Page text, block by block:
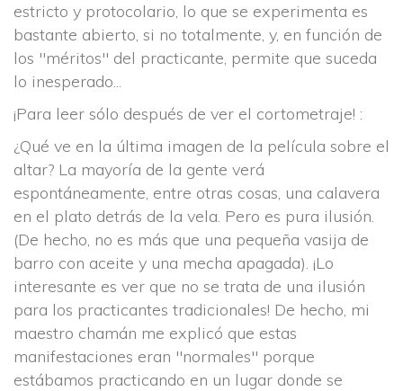
estricto y protocolario, lo que se experimenta es
bastante abierto, si no totalmente, y, en función de
los "méritos" del practicante, permite que suceda
lo inesperado...
¡Para leer sólo después de ver el cortometraje! :
¿Qué ve en la última imagen de la película sobre el
altar? La mayoría de la gente verá
espontáneamente, entre otras cosas, una calavera
en el plato detrás de la vela. Pero es pura ilusión.
(De hecho, no es más que una pequeña vasija de
barro con aceite y una mecha apagada). ¡Lo
interesante es ver que no se trata de una ilusión
para los practicantes tradicionales! De hecho, mi
maestro chamán me explicó que estas
manifestaciones eran "normales" porque
estábamos practicando en un lugar donde se